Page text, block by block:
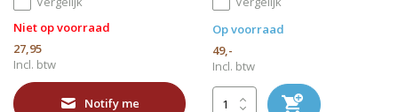
Niet op voorraad
27,95
Incl. btw
Notify me
Op voorraad
49,-
Incl. btw